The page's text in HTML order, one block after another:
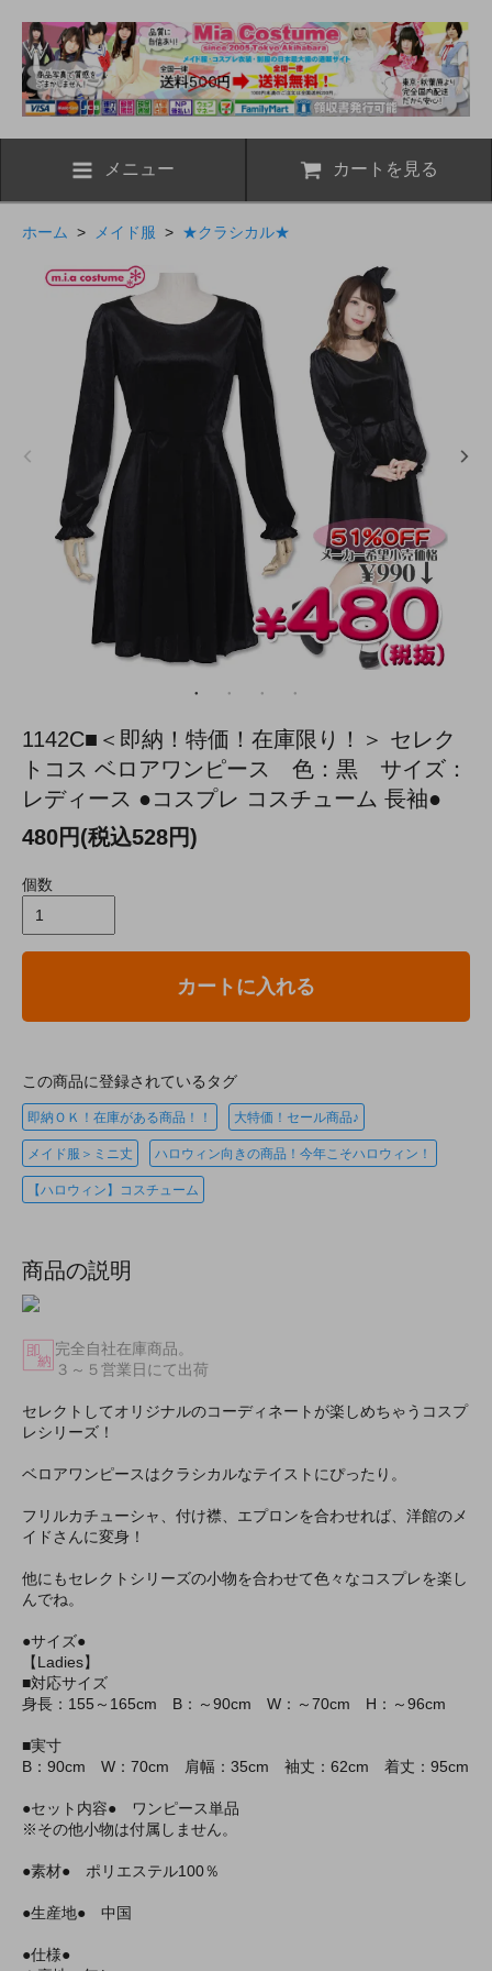
メニュー カートを見る
ホーム > メイド服 > ★クラシカル★
1142C■＜即納！特価！在庫限り！＞ セレク
トコス ベロアワンピース 色：黒 サイズ：
レディース ●コスプレ コスチューム 長袖●
480円(税込528円)
個数
カートに入れる
この商品に登録されているタグ
即納ＯＫ！在庫がある商品！！ 大特価！セール商品♪
メイド服＞ミニ丈 ハロウィン向きの商品！今年こそハロウィン！
【ハロウィン】コスチューム
商品の説明
完全自社在庫商品。
３～５営業日にて出荷
セレクトしてオリジナルのコーディネートが楽しめちゃうコスプ
レシリーズ！
ベロアワンピースはクラシカルなテイストにぴったり。
フリルカチューシャ、付け襟、エプロンを合わせれば、洋館のメ
イドさんに変身！
他にもセレクトシリーズの小物を合わせて色々なコスプレを楽し
んでね。
●サイズ●
【Ladies】
■対応サイズ
身長：155～165cm B：～90cm W：～70cm H：～96cm
■実寸
B：90cm W：70cm 肩幅：35cm 袖丈：62cm 着丈：95cm
●セット内容● ワンピース単品
※その他小物は付属しません。
●素材● ポリエステル100％
●生産地● 中国
●仕様●